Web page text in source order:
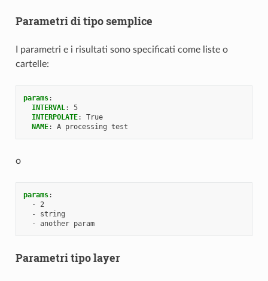
Parametri di tipo semplice
I parametri e i risultati sono specificati come liste o
cartelle:
params:
INTERVAL:
5
INTERPOLATE:
True
NAME: A processing test
o
params:
-
2
-
string
- another param
Parametri tipo layer